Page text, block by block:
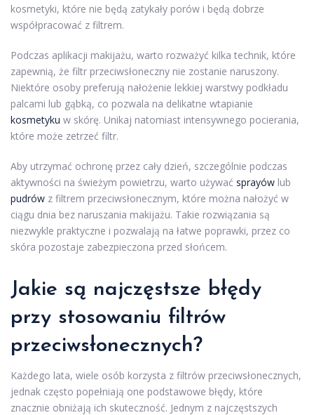
kosmetyki, które nie będą zatykały porów i będą dobrze
współpracować z filtrem.
Podczas aplikacji makijażu, warto rozważyć kilka technik, które
zapewnią, że filtr przeciwsłoneczny nie zostanie naruszony.
Niektóre osoby preferują nałożenie lekkiej warstwy podkładu
palcami lub gąbką, co pozwala na delikatne wtapianie
kosmetyku w skórę. Unikaj natomiast intensywnego pocierania,
które może zetrzeć filtr.
Aby utrzymać ochronę przez cały dzień, szczególnie podczas
aktywności na świeżym powietrzu, warto używać sprayów lub
pudrów z filtrem przeciwsłonecznym, które można nałożyć w
ciągu dnia bez naruszania makijażu. Takie rozwiązania są
niezwykle praktyczne i pozwalają na łatwe poprawki, przez co
skóra pozostaje zabezpieczona przed słońcem.
Jakie są najczęstsze błędy
przy stosowaniu filtrów
przeciwsłonecznych?
Każdego lata, wiele osób korzysta z filtrów przeciwsłonecznych,
jednak często popełniają one podstawowe błędy, które
znacznie obniżają ich skuteczność. Jednym z najczęstszych